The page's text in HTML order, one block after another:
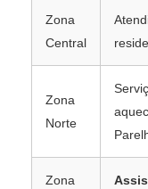
Zona
Central
Zona
Norte
Zona